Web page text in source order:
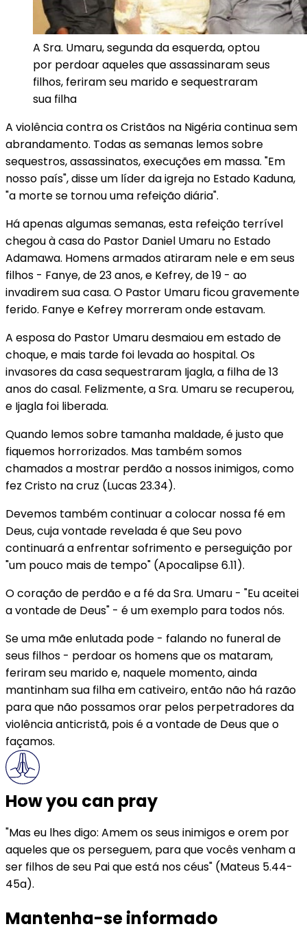
A Sra. Umaru, segunda da esquerda, optou
por perdoar aqueles que assassinaram seus
filhos, feriram seu marido e sequestraram
sua filha
A violência contra os Cristãos na Nigéria continua sem
abrandamento. Todas as semanas lemos sobre
sequestros, assassinatos, execuções em massa. "Em
nosso país", disse um líder da igreja no Estado Kaduna,
"a morte se tornou uma refeição diária".
Há apenas algumas semanas, esta refeição terrível
chegou à casa do Pastor Daniel Umaru no Estado
Adamawa. Homens armados atiraram nele e em seus
filhos - Fanye, de 23 anos, e Kefrey, de 19 - ao
invadirem sua casa. O Pastor Umaru ficou gravemente
ferido. Fanye e Kefrey morreram onde estavam.
A esposa do Pastor Umaru desmaiou em estado de
choque, e mais tarde foi levada ao hospital. Os
invasores da casa sequestraram Ijagla, a filha de 13
anos do casal. Felizmente, a Sra. Umaru se recuperou,
e Ijagla foi liberada.
Quando lemos sobre tamanha maldade, é justo que
fiquemos horrorizados. Mas também somos
chamados a mostrar perdão a nossos inimigos, como
fez Cristo na cruz (Lucas 23.34).
Devemos também continuar a colocar nossa fé em
Deus, cuja vontade revelada é que Seu povo
continuará a enfrentar sofrimento e perseguição por
"um pouco mais de tempo" (Apocalipse 6.11).
O coração de perdão e a fé da Sra. Umaru - "Eu aceitei
a vontade de Deus" - é um exemplo para todos nós.
Se uma mãe enlutada pode - falando no funeral de
seus filhos - perdoar os homens que os mataram,
feriram seu marido e, naquele momento, ainda
mantinham sua filha em cativeiro, então não há razão
para que não possamos orar pelos perpetradores da
violência anticristã, pois é a vontade de Deus que o
façamos.
How you can pray
"Mas eu lhes digo: Amem os seus inimigos e orem por
aqueles que os perseguem, para que vocês venham a
ser filhos de seu Pai que está nos céus" (Mateus 5.44-
45a).
Mantenha-se informado